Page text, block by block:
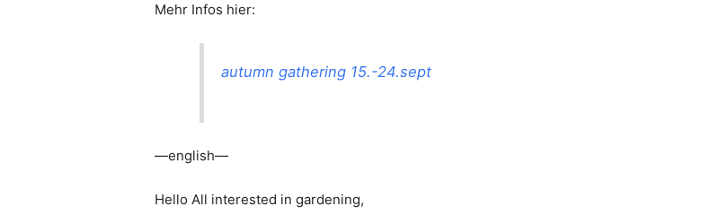
Mehr Infos hier:
autumn gathering 15.-24.sept
—english—
Hello All interested in gardening,